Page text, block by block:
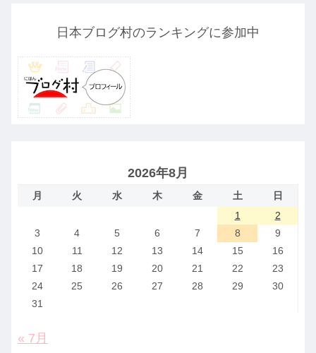
日本ブログ村のランキングに参加中
2026年8月
月 火 水 木 金 土
日
1
2
3
4 5 6 7 8
9
10
11 12 13 14 15
16
17
18 19 20 21 22
23
24
25 26 27 28 29
30
31
« 7月